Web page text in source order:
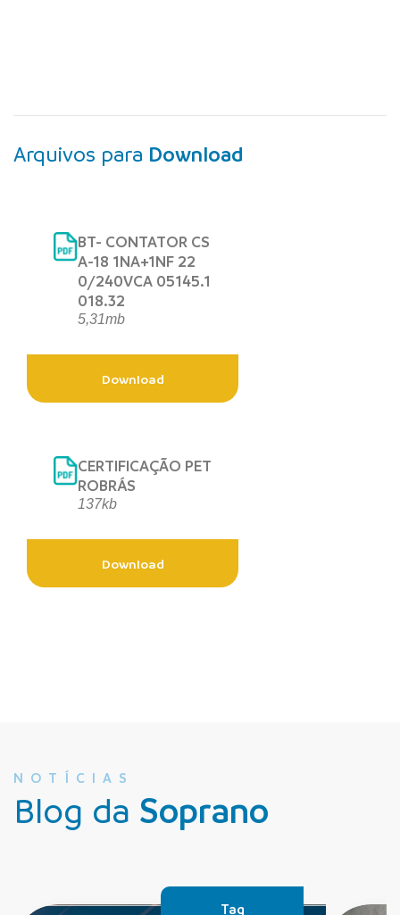
Arquivos para Download
BT- CONTATOR CS
A-18 1NA+1NF 22
0/240VCA 05145.1
018.32
5,31mb
Download
CERTIFICAÇÃO PET
ROBRÁS
137kb
Download
NOTÍCIAS
Blog da Soprano
Tag